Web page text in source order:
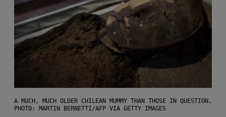
A MUCH, MUCH OLDER CHILEAN MUMMY THAN THOSE IN QUESTION.
PHOTO: MARTIN BERNETTI/AFP VIA GETTY IMAGES